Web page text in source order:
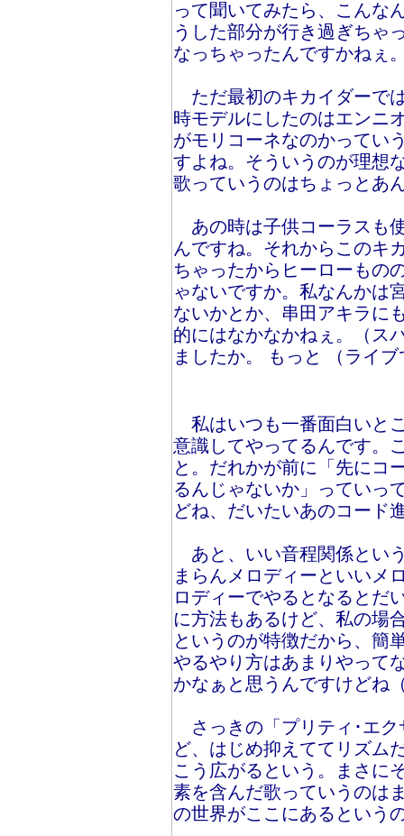
って聞いてみたら、こんな
うした部分が行き過ぎちゃ
なっちゃったんですかねぇ
ただ最初のキカイダーで
時モデルにしたのはエンニ
がモリコーネなのかってい
すよね。そういうのが理想
歌っていうのはちょっとあ
あの時は子供コーラスも
んですね。それからこのキ
ちゃったからヒーローもの
ゃないですか。私なんかは
ないかとか、串田アキラに
的にはなかなかねぇ。（ス
ましたか。 もっと （ライ
私はいつも一番面白いと
意識してやってるんです。
と。だれかが前に「先にコ
るんじゃないか」っていっ
どね、だいたいあのコード
あと、いい音程関係とい
まらんメロディーといいメ
ロディーでやるとなるとだ
に方法もあるけど、私の場
というのが特徴だから、簡
やるやり方はあまりやって
かなぁと思うんですけどね
さっきの「プリティ･エク
ど、はじめ抑えててリズム
こう広がるという。まさに
素を含んだ歌っていうのは
の世界がここにあるという